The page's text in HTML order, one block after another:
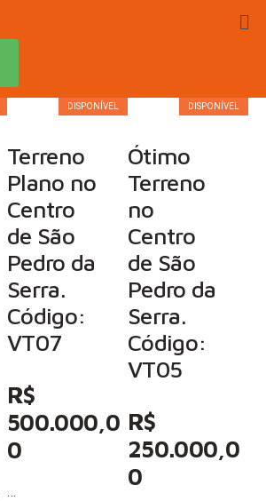
DISPONÍVEL
Terreno
Plano no
Centro
de São
Pedro da
Serra.
Código:
VT07
R$
500.000,0
0
…
DISPONÍVEL
Ótimo
Terreno
no
Centro
de São
Pedro da
Serra.
Código:
VT05
R$
250.000,0
0